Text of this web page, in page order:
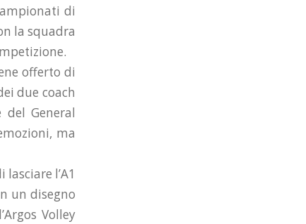
di
la squadra
offerto di
due coach
General
ma
l’A1
un disegno
Volley